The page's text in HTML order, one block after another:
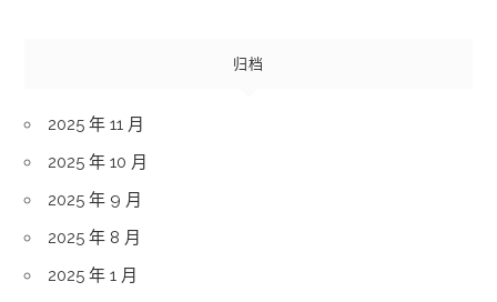
归档
2025 年 11 月
2025 年 10 月
2025 年 9 月
2025 年 8 月
2025 年 1 月